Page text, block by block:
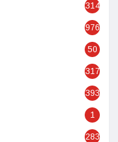
314
976
50
317
393
1
283